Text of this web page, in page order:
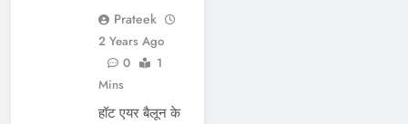
Prateek
2 Years Ago
0
1
Mins
हॉट एयर बैलून के